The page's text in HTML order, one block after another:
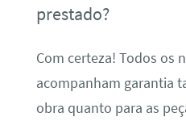
prestado?
Com certeza! Todos os
acompanham garantia
obra quanto para as